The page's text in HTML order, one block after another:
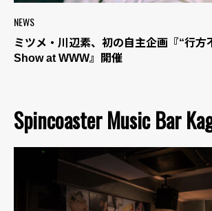
NEWS
ミツメ・川辺素、初の自主企画『“行方
Show at WWW』開催
Spincoaster Music Bar